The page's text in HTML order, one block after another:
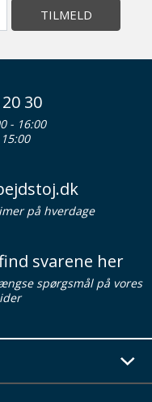
TILMELD
30
- 16:00
på hverdage
svarene her
spørgsmål på vores